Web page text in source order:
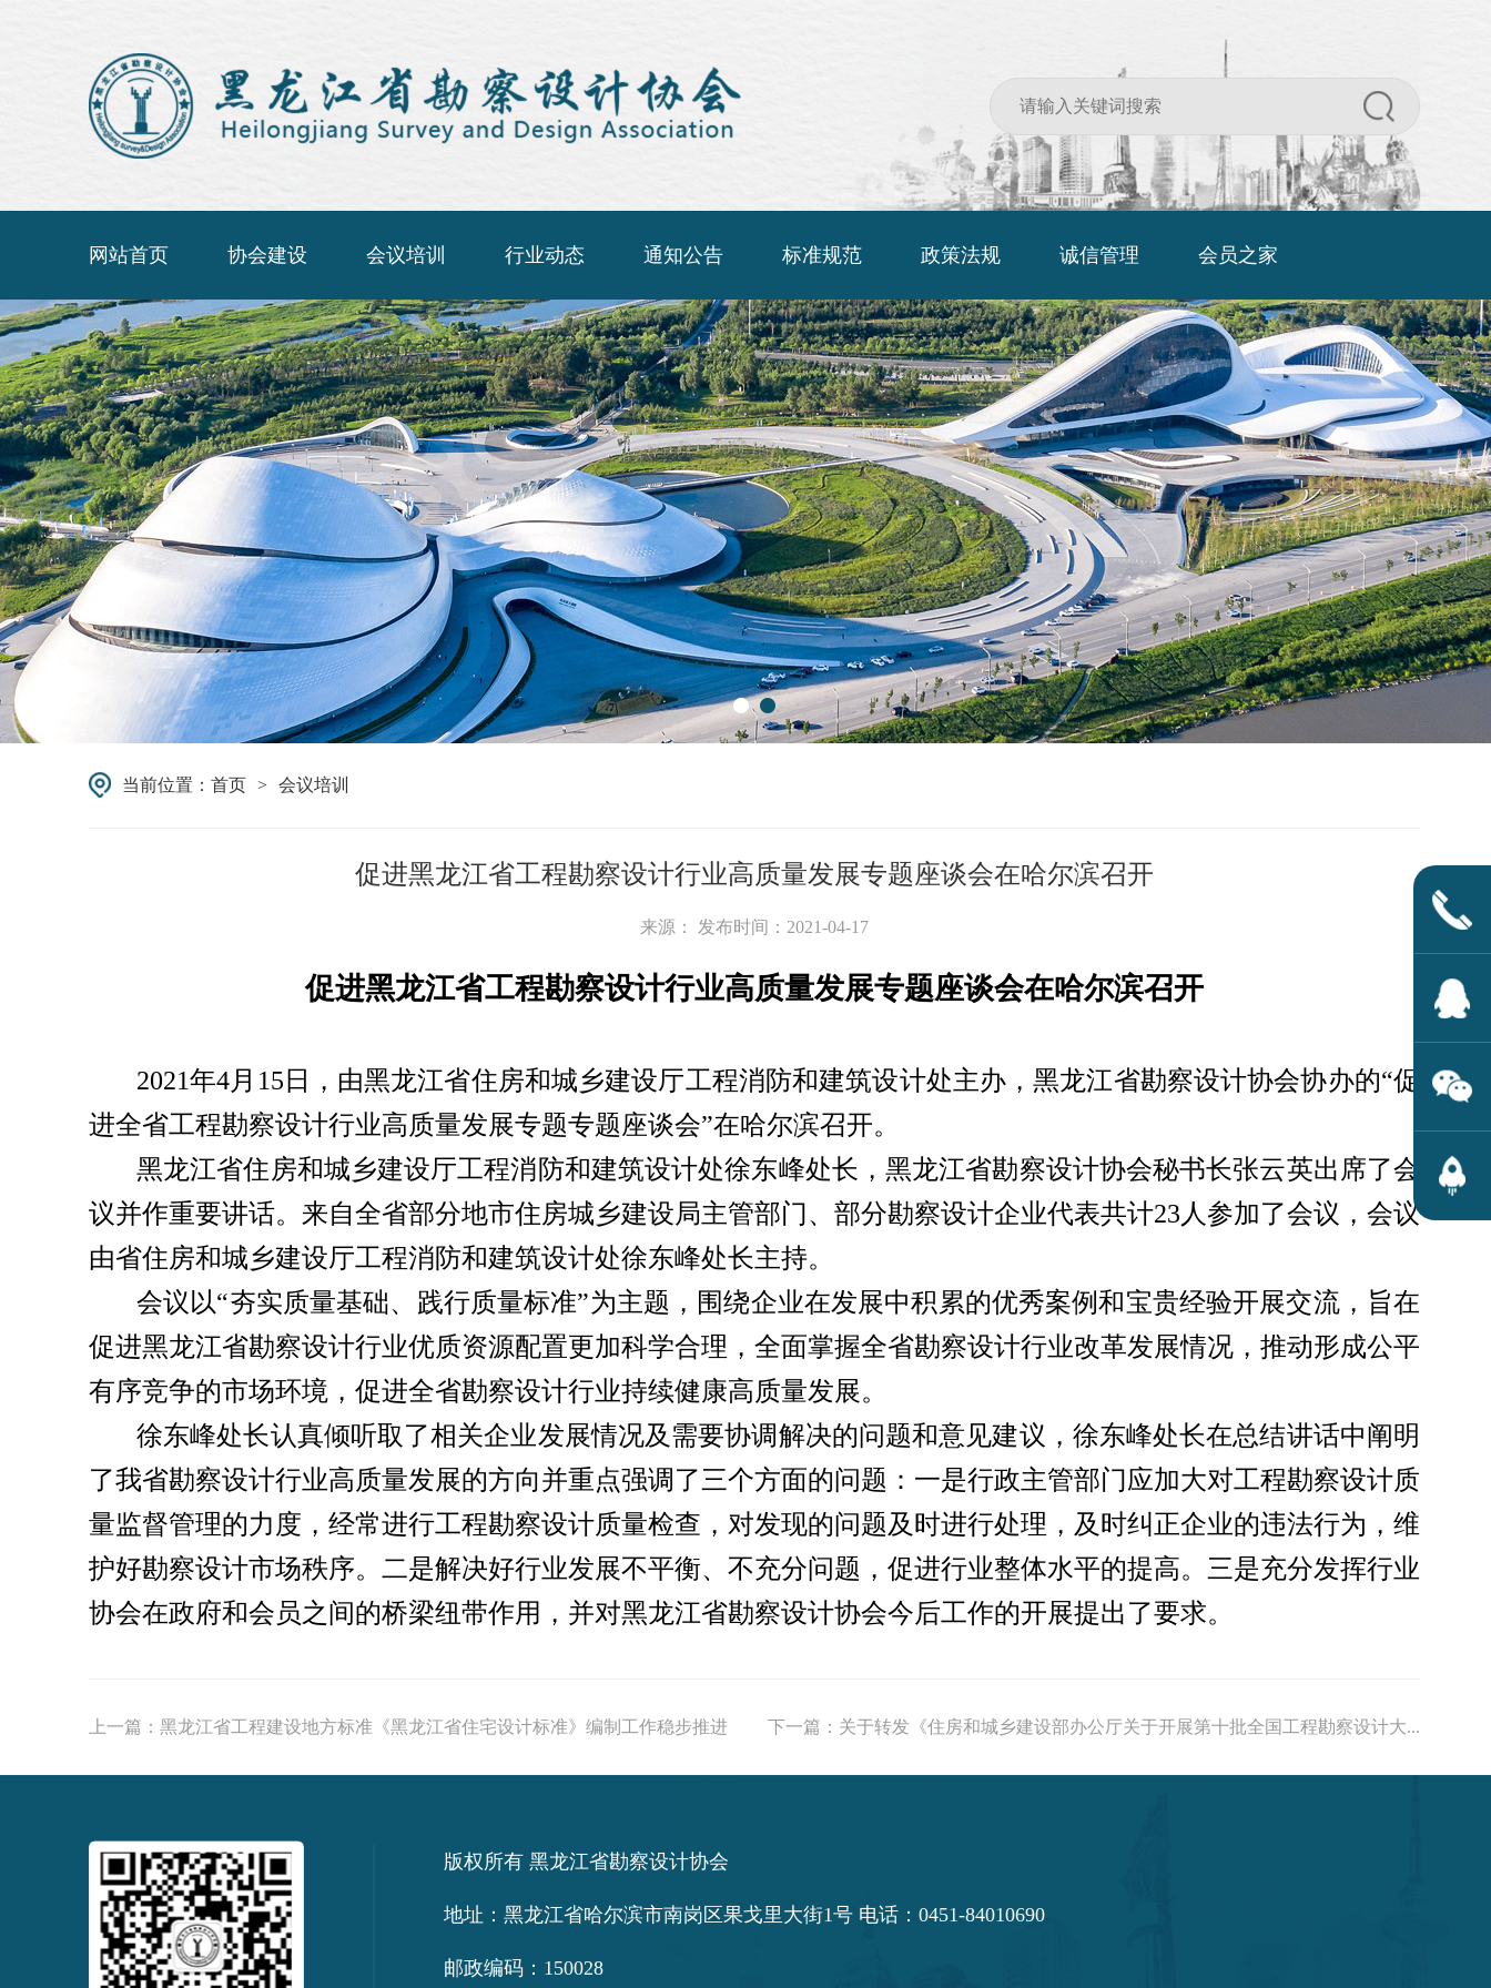
网站首页 协会建设 会议培训 行业动态 通知公告 标准规范 政策法规 诚信管理 会员之家
1 2
当前位置： 首页 > 会议培训
促进黑龙江省工程勘察设计行业高质量发展专题座谈会在哈尔滨召开
来源： 发布时间：2021-04-17
促进黑龙江省工程勘察设计行业高质量发展专题座谈会在哈尔滨召开
2021年4月15日，由黑龙江省住房和城乡建设厅工程消防和建筑设计处主办，黑龙江省勘察设计协会协办的“促
进全省工程勘察设计行业高质量发展专题专题座谈会”在哈尔滨召开。
黑龙江省住房和城乡建设厅工程消防和建筑设计处徐东峰处长，黑龙江省勘察设计协会秘书长张云英出席了会
议并作重要讲话。来自全省部分地市住房城乡建设局主管部门、部分勘察设计企业代表共计23人参加了会议，会议
由省住房和城乡建设厅工程消防和建筑设计处徐东峰处长主持。
会议以“夯实质量基础、践行质量标准”为主题，围绕企业在发展中积累的优秀案例和宝贵经验开展交流，旨在
促进黑龙江省勘察设计行业优质资源配置更加科学合理，全面掌握全省勘察设计行业改革发展情况，推动形成公平
有序竞争的市场环境，促进全省勘察设计行业持续健康高质量发展。
徐东峰处长认真倾听取了相关企业发展情况及需要协调解决的问题和意见建议，徐东峰处长在总结讲话中阐明
了我省勘察设计行业高质量发展的方向并重点强调了三个方面的问题：一是行政主管部门应加大对工程勘察设计质
量监督管理的力度，经常进行工程勘察设计质量检查，对发现的问题及时进行处理，及时纠正企业的违法行为，维
护好勘察设计市场秩序。二是解决好行业发展不平衡、不充分问题，促进行业整体水平的提高。三是充分发挥行业
协会在政府和会员之间的桥梁纽带作用，并对黑龙江省勘察设计协会今后工作的开展提出了要求。
上一篇： 黑龙江省工程建设地方标准《黑龙江省住宅设计标准》编制工作稳步推进 下一篇： 关于转发《住房和城乡建设部办公厅关于开展第十批全国工程勘察设计大...
版权所有 黑龙江省勘察设计协会
地址：黑龙江省哈尔滨市南岗区果戈里大街1号 电话：0451-84010690
邮政编码：150028